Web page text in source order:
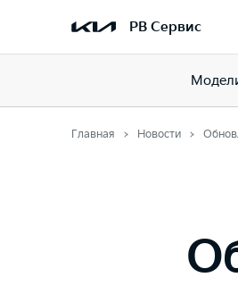
РВ Сервис
Главная Новости